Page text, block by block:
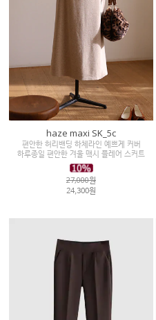
haze maxi SK_5c
편안한 허리밴딩 하체라인 예쁘게 커버
하루종일 편안한 겨울 맥시 플레어 스커트
27,000원
24,300원